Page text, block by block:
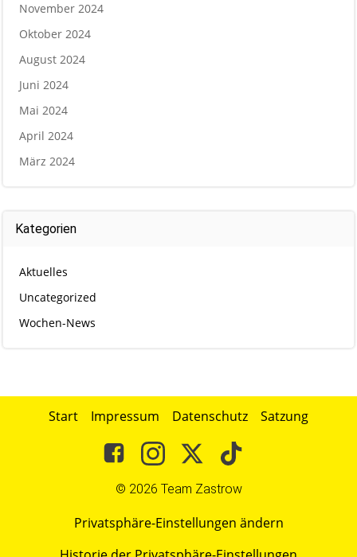
November 2024
Oktober 2024
August 2024
Juni 2024
Mai 2024
April 2024
März 2024
Kategorien
Aktuelles
Uncategorized
Wochen-News
© 2026 Team Zastrow
Start Impressum Datenschutz Satzung
Privatsphäre-Einstellungen ändern